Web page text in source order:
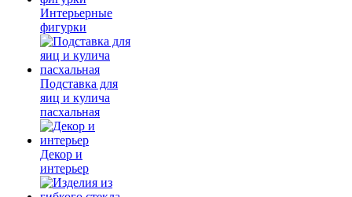
Интерьерные
фигурки
Подставка для
яиц и кулича
пасхальная
Декор и
интерьер